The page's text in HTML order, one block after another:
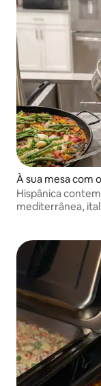
À sua mesa com
Hispânica
mediterrânea,